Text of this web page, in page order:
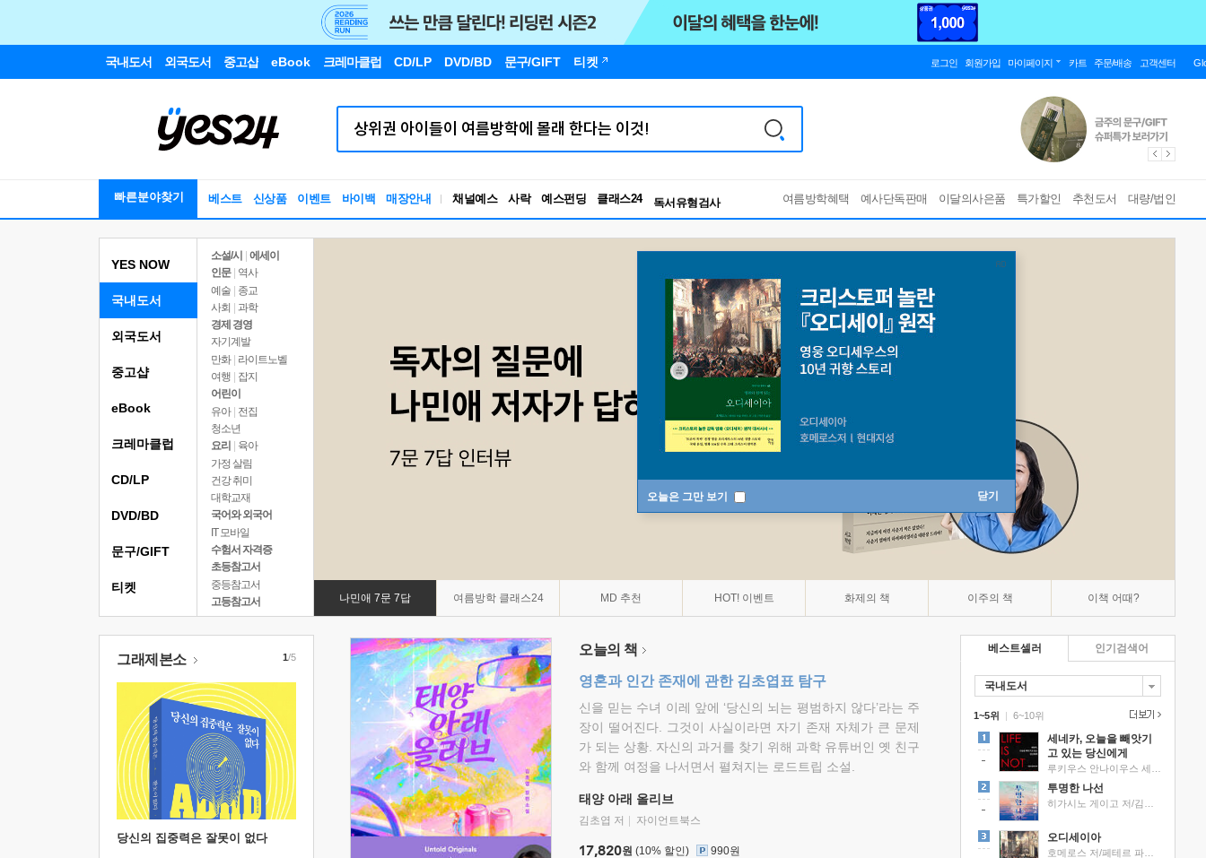
국내도서 외국도서 중고샵 eBook 크레마클럽 CD/LP DVD/BD 문구/GIFT 티켓 로그인 회원가입 마이페이지 카트 주문/배송 고객센터
빠른분야찾기 베스트 신상품 이벤트 바이백 매장안내 채널예스 사락 예스펀딩 클래스24
독서유형검사
RBTI Lab
독서유형검사
여름방학혜택 예사단독판매 이달의사은품 특가할인 추천도서 대량/법인
오늘은 그만 보기 닫기
YES NOW
국내도서
소설/시
에세이
인문
역사
예술 | 종교
사회 | 과학
경제 경영
자기계발
만화 | 라이트노벨
여행
잡지
어린이
유아 | 전집
청소년
요리
육아
가정 살림
건강 취미
대학교재
국어와 외국어
IT 모바일
수험서 자격증
초등참고서
중등참고서
고등참고서
나민애 7문 7답 여름방학 클래스24 MD 추천 HOT! 이벤트 화제의 책 이주의 책 이책 어때?
외국도서
중고샵
eBook
크레마클럽
CD/LP
DVD/BD
문구/GIFT
티켓
그래제본소
당신의 집중력은 잘못이 없다
1/5 오늘의 책
영혼과 인간 존재에 관한 김초엽표 탐구
신을 믿는 수녀 이레 앞에 ‘당신의 뇌는 평범하지 않다’라는 주
장이 떨어진다. 그것이 사실이라면 자기 존재 자체가 큰 문제
가 되는 상황. 자신의 과거를 찾기 위해 과학 유튜버인 옛 친구
와 함께 여정을 나서면서 펼쳐지는 로드트립 소설.
태양 아래 올리브
김초엽 저 자이언트북스
17,820원 (10% 할인) 990원
베스트셀러
국내도서
1~5위 |
세네카, 오늘을 빼앗기
고 있는 당신에게
투명한 나선
오디세이아
6~10위
인기검색어